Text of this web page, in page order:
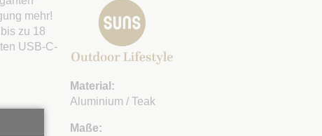
mehr!
zu 18
USB-C-
Material:
Aluminium / Teak
Maße: